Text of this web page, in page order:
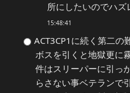
所にしたいのでハズ
15:48:41
ACT3CP1に続く第二の
ボスを引くと地獄更に
件はスリーパーに引っ
らさない事ベテランで